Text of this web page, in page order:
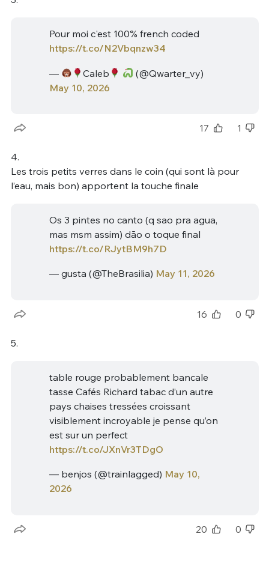
Pour moi c'est 100% french coded
https://t.co/N2Vbqnzw34
— Caleb
(@Qwarter_vy)
May 10, 2026
17 1
4.
Les trois petits verres dans le coin (qui sont là pour
l’eau, mais bon) apportent la touche finale
Os 3 pintes no canto (q sao pra agua,
mas msm assim) dão o toque final
https://t.co/RJytBM9h7D
— gusta (@TheBrasilia) May 11, 2026
16 0
5.
table rouge probablement bancale
tasse Cafés Richard tabac d’un autre
pays chaises tressées croissant
visiblement incroyable je pense qu’on
est sur un perfect
https://t.co/JXnVr3TDgO
— benjos (@trainlagged) May 10,
2026
20 0